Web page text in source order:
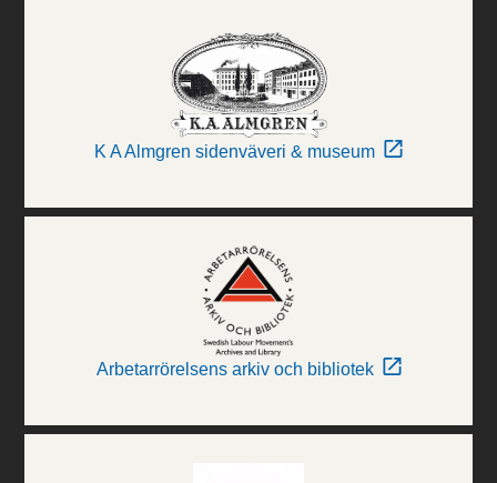
K A Almgren sidenväveri & museum
Arbetarrörelsens arkiv och bibliotek